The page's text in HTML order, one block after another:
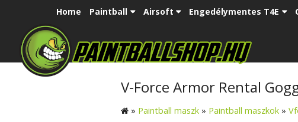
Home Paintball Airsoft Engedélymentes T4E
V-Force Armor Rental
» Paintball maszk » Paintball maszkok »